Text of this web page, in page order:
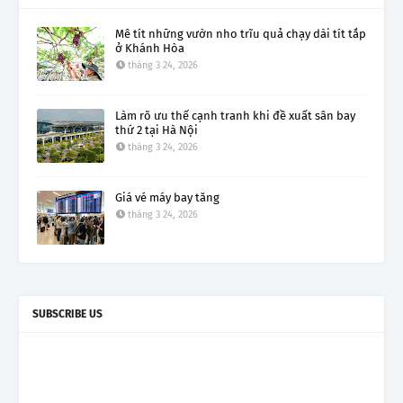
Mê tít những vườn nho trĩu quả chạy dài tít tắp
ở Khánh Hòa
tháng 3 24, 2026
Làm rõ ưu thế cạnh tranh khi đề xuất sân bay
thứ 2 tại Hà Nội
tháng 3 24, 2026
Giá vé máy bay tăng
tháng 3 24, 2026
SUBSCRIBE US